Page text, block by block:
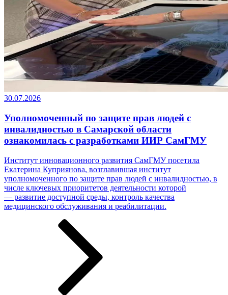
30.07.2026
Уполномоченный по защите прав людей с
инвалидностью в Самарской области
ознакомилась с разработками ИИР СамГМУ
Институт инновационного развития СамГМУ посетила
Екатерина Куприянова, возглавившая институт
уполномоченного по защите прав людей с инвалидностью, в
числе ключевых приоритетов деятельности которой
— развитие доступной среды, контроль качества
медицинского обслуживания и реабилитации.